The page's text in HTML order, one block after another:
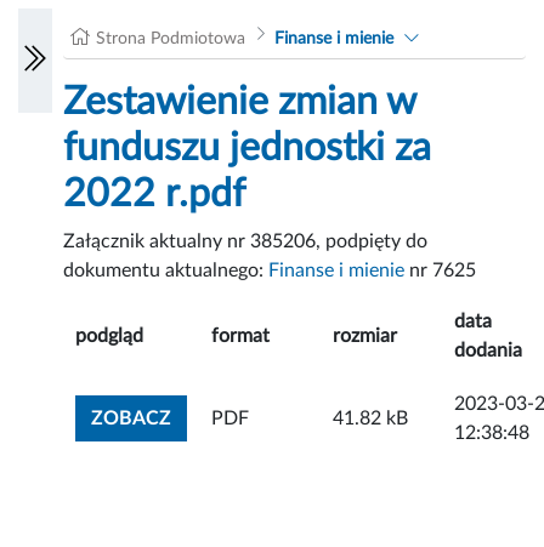
Strona Podmiotowa Finanse i mienie
Zestawienie zmian w
funduszu jednostki za
2022 r.pdf
Załącznik aktualny nr 385206, podpięty do
dokumentu aktualnego: Finanse i mienie nr 7625
podgląd format rozmiar
data
dodania
ZOBACZZOBACZ ZAŁĄCZNIK
PDF 41.82 kB
2023-03-
12:38:48